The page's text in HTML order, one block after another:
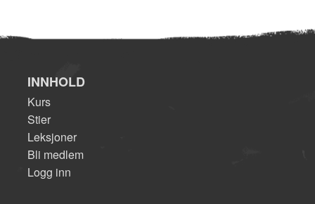
INNHOLD
Kurs
Stier
Leksjoner
Bli medlem
Logg inn